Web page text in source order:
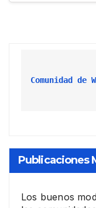
Comunidad de
Publicaciones
Los buenos